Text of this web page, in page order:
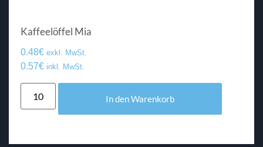
Kaffeelöffel Mia
0.48€ exkl. MwSt.
0.57€ inkl. MwSt.
In den Warenkorb